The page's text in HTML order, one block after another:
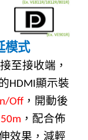
模式
至接收端，
HDMI 顯示裝
Off ，開動後
，配合佈
效果，減輕